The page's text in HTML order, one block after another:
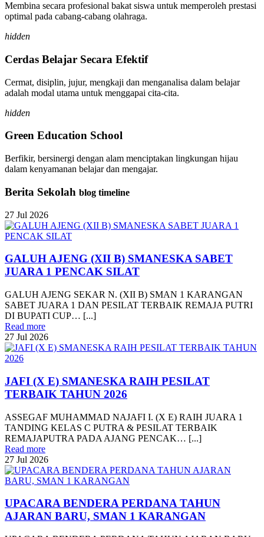
Membina secara profesional bakat siswa untuk memperoleh prestasi
optimal pada cabang-cabang olahraga.
hidden
Cerdas Belajar Secara Efektif
Cermat, disiplin, jujur, mengkaji dan menganalisa dalam belajar
adalah modal utama untuk menggapai cita-cita.
hidden
Green Education School
Berfikir, bersinergi dengan alam menciptakan lingkungan hijau
dalam kenyamanan belajar dan mengajar.
Berita Sekolah blog timeline
27 Jul 2026
GALUH AJENG (XII B) SMANESKA SABET
JUARA 1 PENCAK SILAT
GALUH AJENG SEKAR N. (XII B) SMAN 1 KARANGAN
SABET JUARA 1 DAN PESILAT TERBAIK REMAJA PUTRI
DI BUPATI CUP… [...]
Read more
27 Jul 2026
JAFI (X E) SMANESKA RAIH PESILAT
TERBAIK TAHUN 2026
ASSEGAF MUHAMMAD NAJAFI I. (X E) RAIH JUARA 1
TANDING KELAS C PUTRA & PESILAT TERBAIK
REMAJAPUTRA PADA AJANG PENCAK… [...]
Read more
27 Jul 2026
UPACARA BENDERA PERDANA TAHUN
AJARAN BARU, SMAN 1 KARANGAN